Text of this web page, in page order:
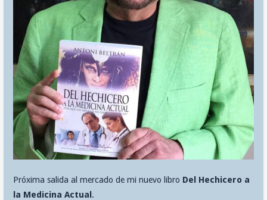
Próxima salida al mercado de mi nuevo libro Del Hechicero a
la Medicina Actual .